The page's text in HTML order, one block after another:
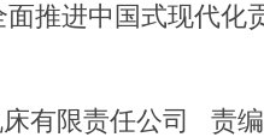
推进中国式现代化
有限责任公司 责